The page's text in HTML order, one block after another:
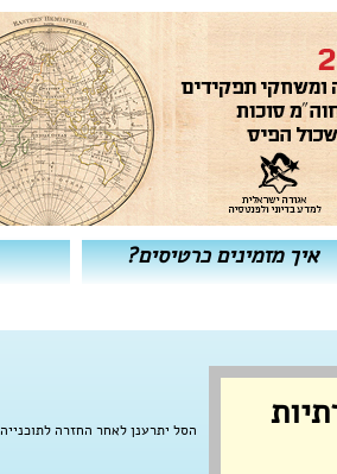
איך מזמינים כרטיסים?
הסל יתרענן לאחר החזרה לתוכנייה